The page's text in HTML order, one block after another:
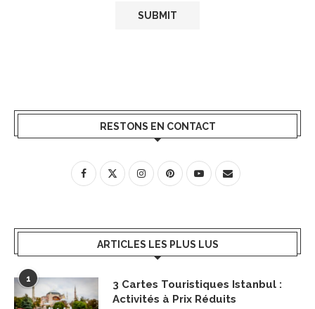
RESTONS EN CONTACT
ARTICLES LES PLUS LUS
1
3 Cartes Touristiques Istanbul :
Activités à Prix Réduits